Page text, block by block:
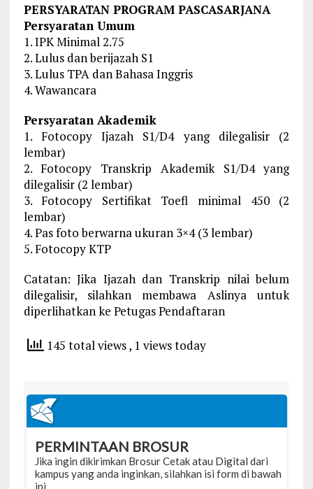
PERSYARATAN PROGRAM PASCASARJANA
Persyaratan Umum
1. IPK Minimal 2.75
2. Lulus dan berijazah S1
3. Lulus TPA dan Bahasa Inggris
4. Wawancara
Persyaratan Akademik
1. Fotocopy Ijazah S1/D4 yang dilegalisir (2
lembar)
2. Fotocopy Transkrip Akademik S1/D4 yang
dilegalisir (2 lembar)
3. Fotocopy Sertifikat Toefl minimal 450 (2
lembar)
4. Pas foto berwarna ukuran 3×4 (3 lembar)
5. Fotocopy KTP
Catatan: Jika Ijazah dan Transkrip nilai belum
dilegalisir, silahkan membawa Aslinya untuk
diperlihatkan ke Petugas Pendaftaran
145 total views, 1 views today